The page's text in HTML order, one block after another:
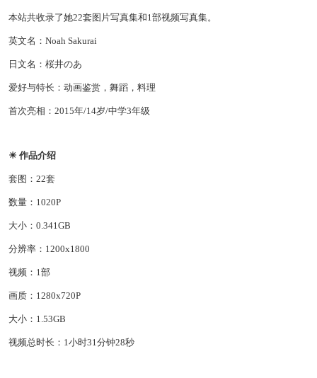
本站共收录了她22套图片写真集和1部视频写真集。
英文名：Noah Sakurai
日文名：桜井のあ
爱好与特长：动画鉴赏，舞蹈，料理
首次亮相：2015年/14岁/中学3年级
☀ 作品介绍
套图：22套
数量：1020P
大小：0.341GB
分辨率：1200x1800
视频：1部
画质：1280x720P
大小：1.53GB
视频总时长：1小时31分钟28秒